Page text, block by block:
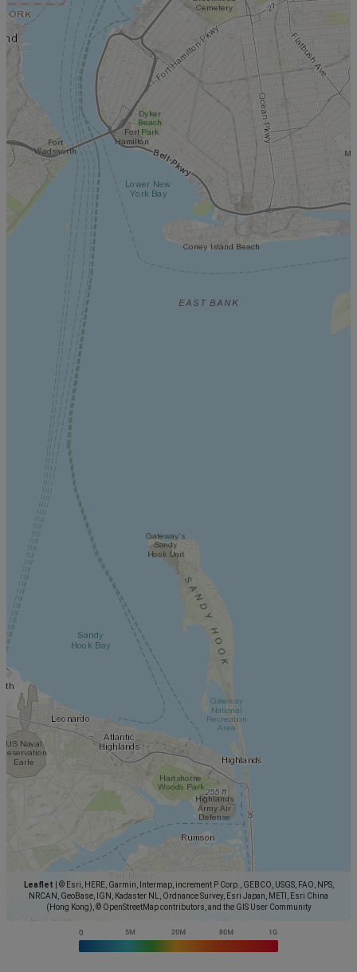
Leaflet
© Esri, HERE, Garmin, Intermap, increment P Corp., GEBCO, USGS, FAO, NPS,
NRCAN, GeoBase, IGN, Kadaster NL, Ordnance Survey, Esri Japan, METI, Esri China
(Hong Kong), © OpenStreetMap contributors, and the GIS User Community